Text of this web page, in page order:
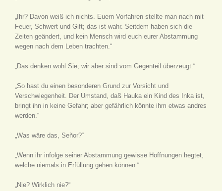
„Ihr? Davon weiß ich nichts. Euern Vorfahren stellte man nach mit
Feuer, Schwert und Gift; das ist wahr. Seitdem haben sich die
Zeiten geändert, und kein Mensch wird euch eurer Abstammung
wegen nach dem Leben trachten.“
„Das denken wohl Sie; wir aber sind vom Gegenteil überzeugt.“
„So hast du einen besonderen Grund zur Vorsicht und
Verschwiegenheit. Der Umstand, daß Hauka ein Kind des Inka ist,
bringt ihn in keine Gefahr; aber gefährlich könnte ihm etwas andres
werden.“
„Was wäre das, Señor?“
„Wenn ihr infolge seiner Abstammung gewisse Hoffnungen hegtet,
welche niemals in Erfüllung gehen können.“
„Nie? Wirklich nie?“